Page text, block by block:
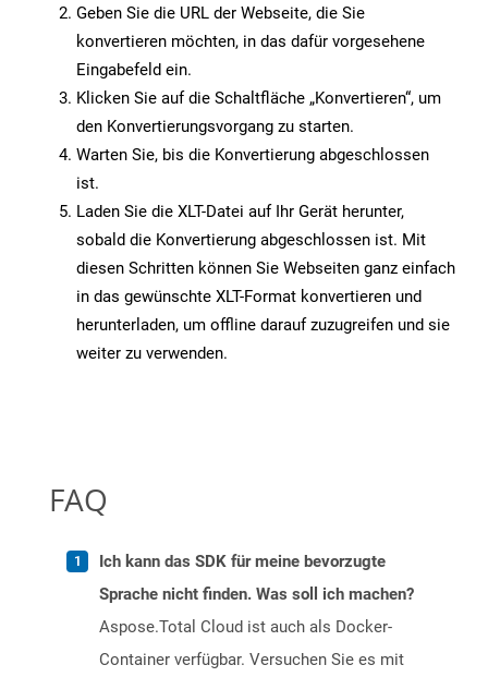
Geben Sie die URL der Webseite, die Sie
konvertieren möchten, in das dafür vorgesehene
Eingabefeld ein.
Klicken Sie auf die Schaltfläche „Konvertieren“, um
den Konvertierungsvorgang zu starten.
Warten Sie, bis die Konvertierung abgeschlossen
ist.
Laden Sie die XLT-Datei auf Ihr Gerät herunter,
sobald die Konvertierung abgeschlossen ist. Mit
diesen Schritten können Sie Webseiten ganz einfach
in das gewünschte XLT-Format konvertieren und
herunterladen, um offline darauf zuzugreifen und sie
weiter zu verwenden.
FAQ
Ich kann das SDK für meine bevorzugte
Sprache nicht finden. Was soll ich machen?
Aspose.Total Cloud ist auch als Docker-
Container verfügbar. Versuchen Sie es mit